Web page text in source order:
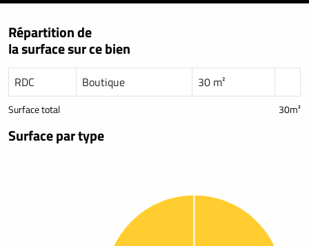
Répartition de
la surface sur ce bien
RDC Boutique 30 m²
Surface total 30m²
Surface par type